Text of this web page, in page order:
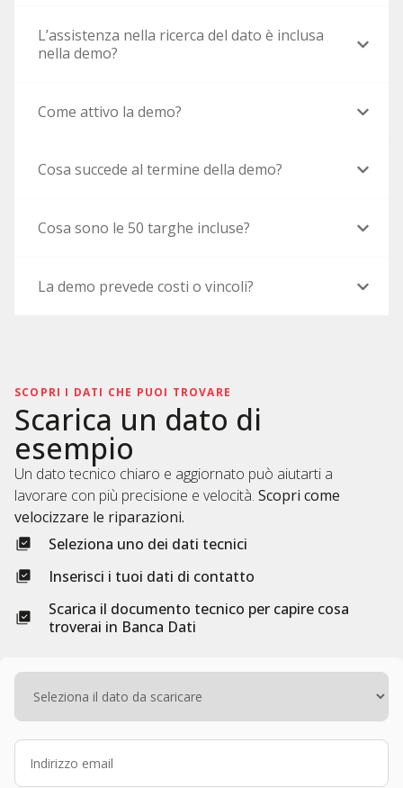
L’assistenza nella ricerca del dato è inclusa
nella demo?
Come attivo la demo?
Cosa succede al termine della demo?
Cosa sono le 50 targhe incluse?
La demo prevede costi o vincoli?
SCOPRI I DATI CHE PUOI TROVARE
Scarica un dato di
esempio​
Un dato tecnico chiaro e aggiornato può aiutarti a
lavorare con più precisione e velocità. Scopri come
velocizzare le riparazioni.
Seleziona uno dei dati tecnici ​
Inserisci i tuoi dati di contatto​
Scarica il documento tecnico per capire cosa
troverai in Banca Dati​